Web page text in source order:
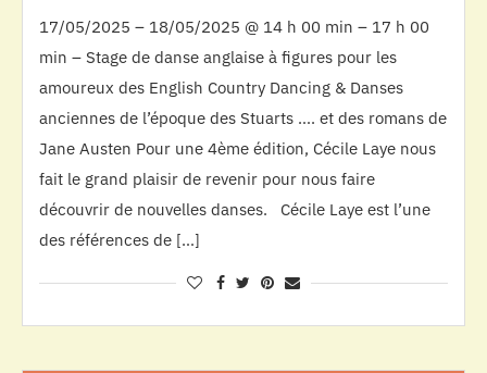
17/05/2025 – 18/05/2025 @ 14 h 00 min – 17 h 00
min – Stage de danse anglaise à figures pour les
amoureux des English Country Dancing & Danses
anciennes de l’époque des Stuarts …. et des romans de
Jane Austen Pour une 4ème édition, Cécile Laye nous
fait le grand plaisir de revenir pour nous faire
découvrir de nouvelles danses. Cécile Laye est l’une
des références de […]